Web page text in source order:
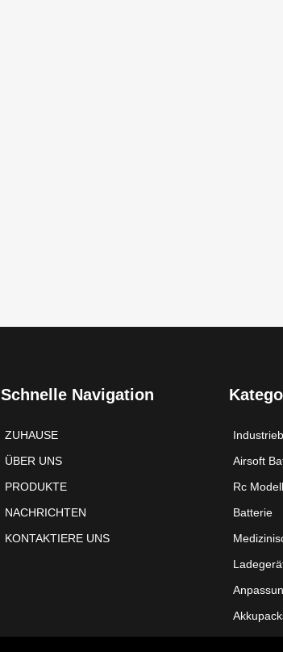
Schnelle Navigation
ZUHAUSE
ÜBER UNS
PRODUKTE
NACHRICHTEN
KONTAKTIERE UNS
Airsoft
Rc
Batterie